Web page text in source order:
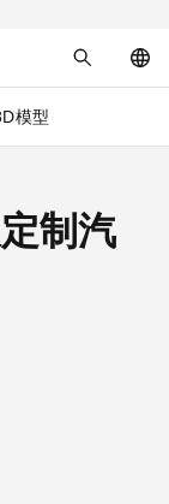
模型
制汽